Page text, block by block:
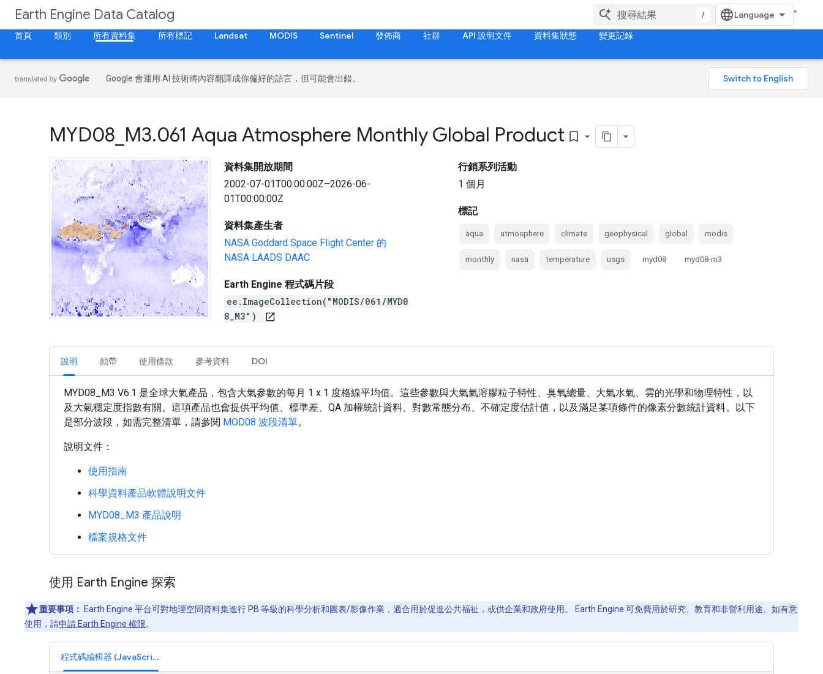
Earth Engine Data Catalog
/
首頁
類別 所有資料集 所有標記 Landsat MODIS Sentinel 發佈商 社群 API 說明文件 資料集狀態 變更記錄
Google 會運用 AI 技術將內容翻譯成你偏好的語言，但可能會出錯。
MYD08 M3.061 Aqua Atmosphere Monthly Global Product bookmark_border
資料集開放期間
2002-07-01T00:00:00Z–2026-06-
01T00:00:00Z
資料集產生者
NASA Goddard Space Flight Center 的
NASA LAADS DAAC
Earth Engine 程式碼片段
ee.ImageCollection("MODIS/061/MYD0
8_M3")
open_in_new
行銷系列活動
1 個月
標記
aqua atmosphere climate geophysical global modis
monthly nasa temperature usgs myd08 myd08-m3
說明 頻帶 使用條款 參考資料 DOI
MYD08_M3 V6.1 是全球大氣產品，包含大氣參數的每月 1 x 1 度格線平均值。這些參數與大氣氣溶膠粒子特性、臭氧總量、大氣水氣、雲的光學和物理特性，以
及大氣穩定度指數有關。這項產品也會提供平均值、標準差、QA 加權統計資料、對數常態分布、不確定度估計值，以及滿足某項條件的像素分數統計資料。以下
是部分波段，如需完整清單，請參閱 MOD08 波段清單。
說明文件：
使用指南
科學資料產品軟體說明文件
MYD08_M3 產品說明
檔案規格文件
使用 Earth Engine 探索
重要事項：
Earth Engine 平台可對地理空間資料集進行 PB 等級的科學分析和圖表/影像作業，適合用於促進公共福祉，或供企業和政府使用。 Earth Engine 可免費用於研究、教育和非營利用途。如有意
使用，請申請 Earth Engine 權限。
程式碼編輯器 (JavaScript)